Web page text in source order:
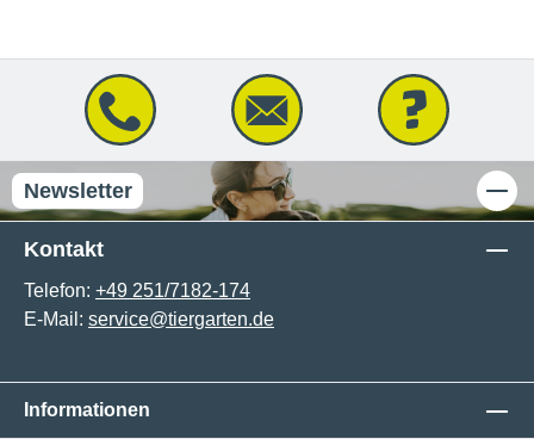
Newsletter
Kontakt
Telefon: +49 251/7182-174
E-Mail: service@tiergarten.de
Informationen